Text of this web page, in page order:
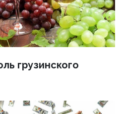
грузинского